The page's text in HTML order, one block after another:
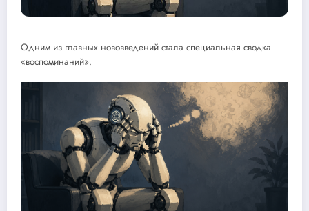
Одним из главных нововведений стала специальная сводка
«воспоминаний».